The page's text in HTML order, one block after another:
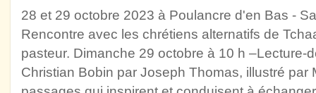
28 et 29 octobre 2023 à Poulancre d'en Bas -
Rencontre avec les chrétiens alternatifs de
pasteur. Dimanche 29 octobre à 10 h –Lecture-
Christian Bobin par Joseph Thomas, illustré par